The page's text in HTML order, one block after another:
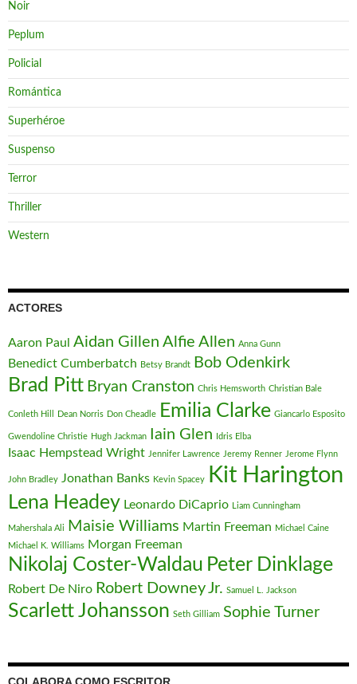
Noir
Peplum
Policial
Romántica
Superhéroe
Suspenso
Terror
Thriller
Western
ACTORES
Aaron Paul Aidan Gillen Alfie Allen Anna Gunn
Benedict Cumberbatch Betsy Brandt Bob Odenkirk
Brad Pitt Bryan Cranston Chris Hemsworth Christian Bale
Conleth Hill Dean Norris Don Cheadle Emilia Clarke Giancarlo Esposito
Gwendoline Christie Hugh Jackman Iain Glen Idris Elba
Isaac Hempstead Wright Jennifer Lawrence Jeremy Renner Jerome Flynn
John Bradley Jonathan Banks Kevin Spacey Kit Harington
Lena Headey Leonardo DiCaprio Liam Cunningham
Mahershala Ali Maisie Williams Martin Freeman
Michael Caine
Michael K. Williams Morgan Freeman
Nikolaj Coster-Waldau Peter Dinklage
Robert De Niro Robert Downey Jr. Samuel L. Jackson
Scarlett Johansson Seth Gilliam Sophie Turner